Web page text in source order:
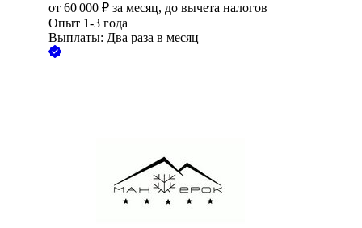
от 60 000 ₽ за месяц, до вычета налогов
Опыт 1-3 года
Выплаты: Два раза в месяц